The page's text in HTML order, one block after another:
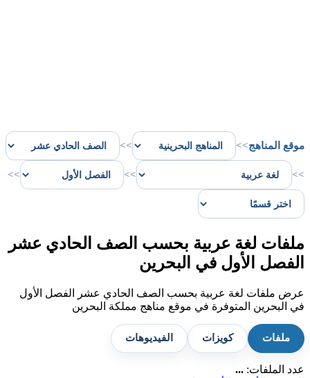
موقع المناهج>>
>>
>>
>>
>>
ملفات لغة عربية بحسب الصف الحادي عشر
الفصل الأول في البحرين
عرض ملفات لغة عربية بحسب الصف الحادي عشر الفصل الأول
في البحرين المتوفرة في موقع مناهج مملكة البحرين
ملفات كويزات الفيديوهات
عدد الملفات: ...